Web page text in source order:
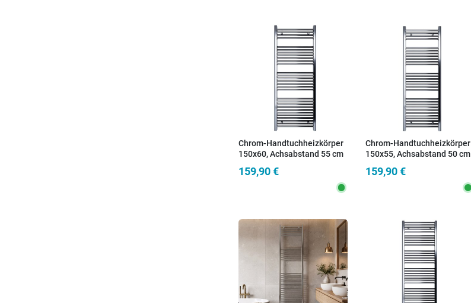
Chrom-Handtuchheizkörper
150x60, Achsabstand 55 cm
159,90 €
Chrom-Handtuchheizkörper
150x55, Achsabstand 50 cm
159,90 €